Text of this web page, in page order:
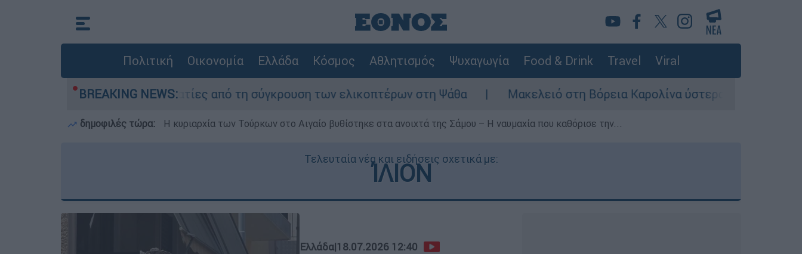
Πολιτική Οικονομία Ελλάδα Κόσμος Αθλητισμός Ψυχαγωγία Food & Drink Travel Viral
BREAKING NEWS:
οι δύο τραυματίες από τη σύγκρουση των ελικοπτέρων στη Ψάθα Μακελειό στη Βόρεια Καρολίνα ύστερα από πυροβολισμούς:
δημοφιλές τώρα: Η κυριαρχία των Τούρκων στο Αιγαίο βυθίστηκε στα ανοιχτά της Σάμου – Η ναυμαχία που καθόρισε την...
Τελευταία νέα και ειδήσεις σχετικά με:
ΊΛΙΟΝ
Ελλάδα|18.07.2026 12:40